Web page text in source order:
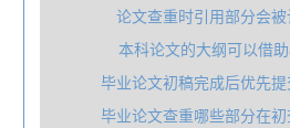
论文查重时引用部分会被
本科论文的大纲可以借助
毕业论文初稿完成后优先提
毕业论文查重哪些部分在初